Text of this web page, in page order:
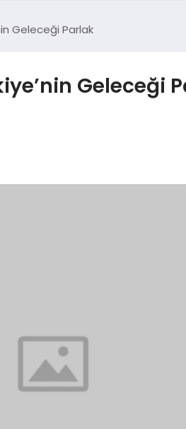
Geleceği Parlak
Geleceği